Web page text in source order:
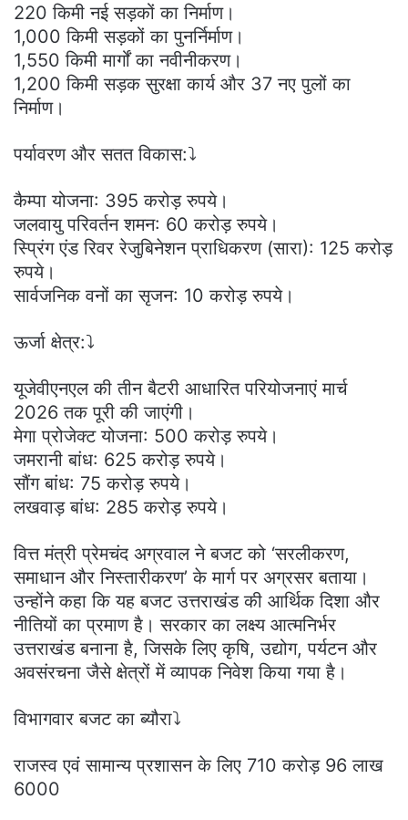
220 किमी नई सड़कों का निर्माण।
1,000 किमी सड़कों का पुनर्निर्माण।
1,550 किमी मार्गों का नवीनीकरण।
1,200 किमी सड़क सुरक्षा कार्य और 37 नए पुलों का
निर्माण।
पर्यावरण और सतत विकास:⤵️
कैम्पा योजना: 395 करोड़ रुपये।
जलवायु परिवर्तन शमन: 60 करोड़ रुपये।
स्प्रिंग एंड रिवर रेजुबिनेशन प्राधिकरण (सारा): 125 करोड़
रुपये।
सार्वजनिक वनों का सृजन: 10 करोड़ रुपये।
ऊर्जा क्षेत्र:⤵️
यूजेवीएनएल की तीन बैटरी आधारित परियोजनाएं मार्च
2026 तक पूरी की जाएंगी।
मेगा प्रोजेक्ट योजना: 500 करोड़ रुपये।
जमरानी बांध: 625 करोड़ रुपये।
सौंग बांध: 75 करोड़ रुपये।
लखवाड़ बांध: 285 करोड़ रुपये।
वित्त मंत्री प्रेमचंद अग्रवाल ने बजट को ‘सरलीकरण,
समाधान और निस्तारीकरण’ के मार्ग पर अग्रसर बताया।
उन्होंने कहा कि यह बजट उत्तराखंड की आर्थिक दिशा और
नीतियों का प्रमाण है। सरकार का लक्ष्य आत्मनिर्भर
उत्तराखंड बनाना है, जिसके लिए कृषि, उद्योग, पर्यटन और
अवसंरचना जैसे क्षेत्रों में व्यापक निवेश किया गया है।
विभागवार बजट का ब्यौरा⤵️
राजस्व एवं सामान्य प्रशासन के लिए 710 करोड़ 96 लाख
6000